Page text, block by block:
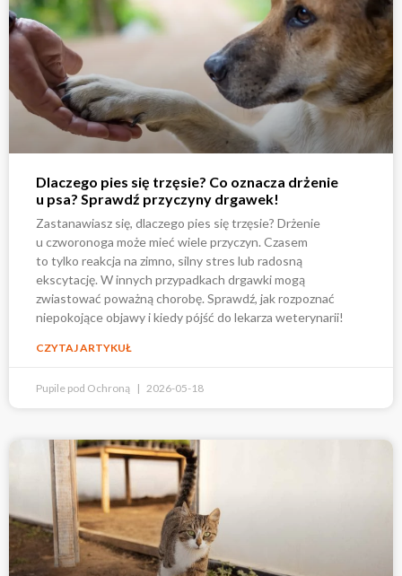
Dlaczego pies się trzęsie? Co oznacza drżenie
u psa? Sprawdź przyczyny drgawek!
Zastanawiasz się, dlaczego pies się trzęsie? Drżenie
u czworonoga może mieć wiele przyczyn. Czasem
to tylko reakcja na zimno, silny stres lub radosną
ekscytację. W innych przypadkach drgawki mogą
zwiastować poważną chorobę. Sprawdź, jak rozpoznać
niepokojące objawy i kiedy pójść do lekarza weterynarii!
CZYTAJ ARTYKUŁ
Pupile pod Ochroną 2026-05-18